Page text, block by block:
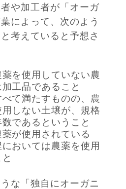
や加工者が「オーガ
によって、次のよう
考えていると予想さ
を使用していない農
工品であること
て満たすものの、農
しない土壌が、規格
であるということ
が使用されている
おいては農薬を使用
な「独自にオーガニ